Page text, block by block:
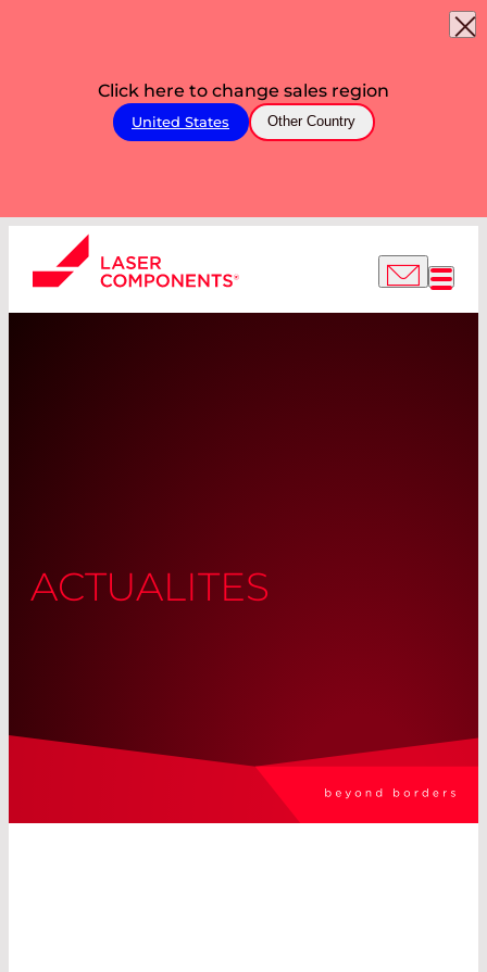
Click here to change sales region
United States Other Country
ACTUALITES